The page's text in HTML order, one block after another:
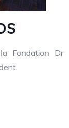
Fondation Dr